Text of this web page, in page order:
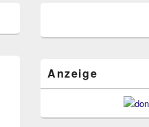
Widget-
Anzeige